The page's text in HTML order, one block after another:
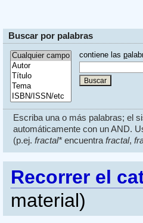
Buscar por palabras
contiene las p
Escriba una o más palabras; el
automáticamente con un AND.
(p.ej. fractal*encuentra fractal,
Recorrer el
material)